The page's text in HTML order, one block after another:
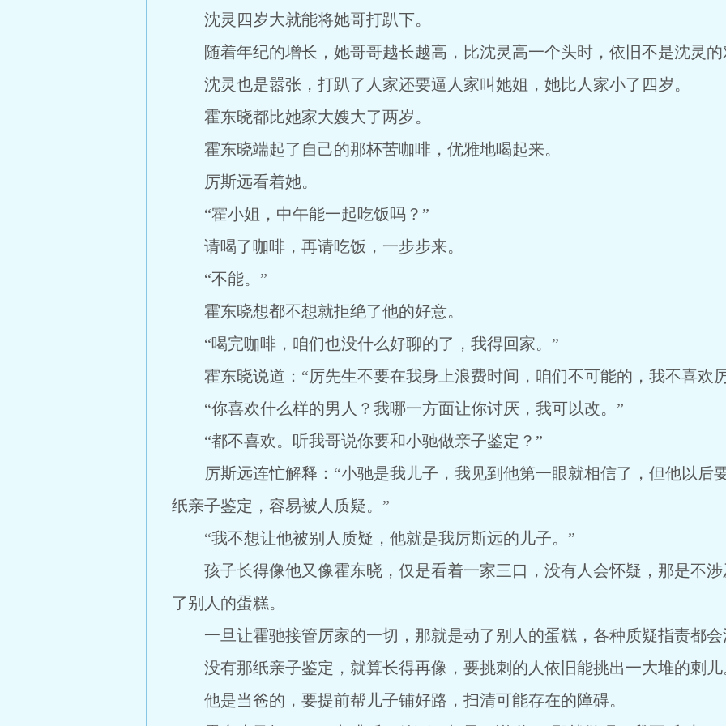
沈灵四岁大就能将她哥打趴下。
随着年纪的增长，她哥哥越长越高，比沈灵高一个头时，依旧不是沈灵的
沈灵也是嚣张，打趴了人家还要逼人家叫她姐，她比人家小了四岁。
霍东晓都比她家大嫂大了两岁。
霍东晓端起了自己的那杯苦咖啡，优雅地喝起来。
厉斯远看着她。
“霍小姐，中午能一起吃饭吗？”
请喝了咖啡，再请吃饭，一步步来。
“不能。”
霍东晓想都不想就拒绝了他的好意。
“喝完咖啡，咱们也没什么好聊的了，我得回家。”
霍东晓说道：“厉先生不要在我身上浪费时间，咱们不可能的，我不喜欢
“你喜欢什么样的男人？我哪一方面让你讨厌，我可以改。”
“都不喜欢。听我哥说你要和小驰做亲子鉴定？”
厉斯远连忙解释：“小驰是我儿子，我见到他第一眼就相信了，但他以后
纸亲子鉴定，容易被人质疑。”
“我不想让他被别人质疑，他就是我厉斯远的儿子。”
孩子长得像他又像霍东晓，仅是看着一家三口，没有人会怀疑，那是不涉
了别人的蛋糕。
一旦让霍驰接管厉家的一切，那就是动了别人的蛋糕，各种质疑指责都会
没有那纸亲子鉴定，就算长得再像，要挑刺的人依旧能挑出一大堆的刺儿
他是当爸的，要提前帮儿子铺好路，扫清可能存在的障碍。